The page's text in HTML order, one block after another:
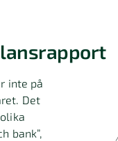
inte på
Det
bank”,